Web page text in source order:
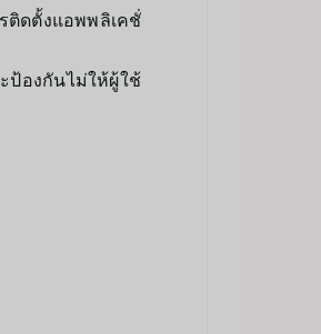
ติดตั้งแอพพลิเคชั่
ป้องกันไม่ให้ผู้ใช้